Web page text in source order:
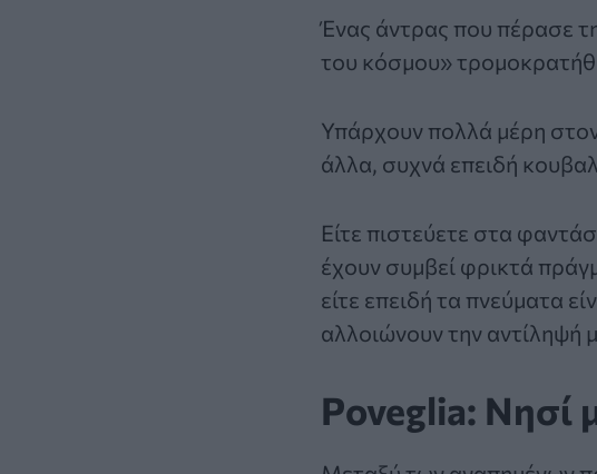
Ένας άντρας που πέρασε
του κόσμου»
Υπάρχουν πολλά μέρη
άλλα, συχνά επειδή
Είτε πιστεύετε στα
έχουν συμβεί φρικτά
είτε επειδή τα πνεύματα
αλλοιώνουν την αντίληψή
Poveglia: Νησί